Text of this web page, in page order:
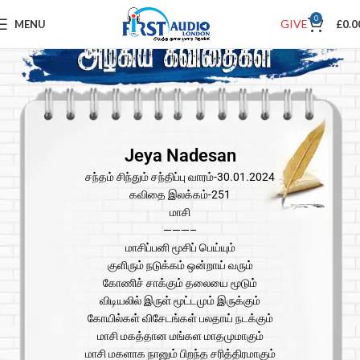
MENU GIVE 0 £
Jeya Nadesan
சந்தம் சிந்தும் சந்திப்பு வாரம்-30.01.2024
கவிதை இலக்கம்-251
மாசி
———–
மாசிப்பனி மூசிப் பெய்யும்
குளிரும் நடுக்கம் ஒன்றாய் வரும்
கோணிச் சாக்கும் தலையை மூடும்
விடியலில் இருள் மூட்டமும் இருக்கும்
கோயில்கள் விசேடங்கள் பலதாய் நடக்கும்
மாசி மகத்தான மங்கள மாதமுமாகும்
மாசி மகளாக நானும் பிறந்த சரித்திரமாகும்